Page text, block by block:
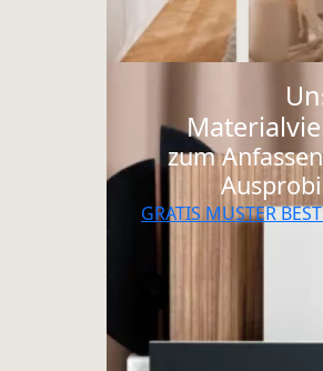
zum
GRATIS MUSTER